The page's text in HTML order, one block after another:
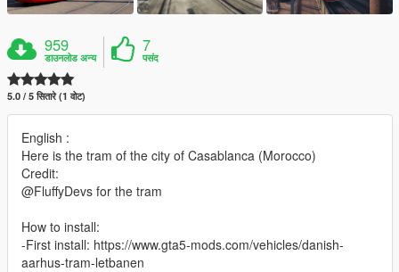
959
डाउनलोड अन्य
7
पसंद
5.0 / 5 सितारे (1 वोट)
English :
Here is the tram of the city of Casablanca (Morocco)
Credit:
@FluffyDevs for the tram
How to install:
-First install: https://www.gta5-mods.com/vehicles/danish-
aarhus-tram-letbanen